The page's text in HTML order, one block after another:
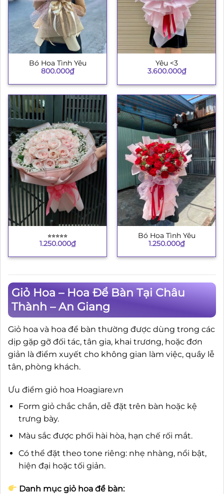
Bó Hoa Tình Yêu
800.000₫
Yêu <3
3.600.000₫
⭐︎⭐︎⭐︎⭐︎⭐︎
1.250.000₫
Bó Hoa Tình Yêu
1.250.000₫
Giỏ Hoa – Hoa Để Bàn Tại Châu
Thành – An Giang
Giỏ hoa và hoa để bàn thường được dùng trong các
dịp gặp gỡ đối tác, tân gia, khai trương, hoặc đơn
giản là điểm xuyết cho không gian làm việc, quầy lễ
tân, phòng khách.
Ưu điểm giỏ hoa Hoagiare.vn
Form giỏ chắc chắn, dễ đặt trên bàn hoặc kệ
trưng bày.
Màu sắc được phối hài hòa, hạn chế rối mắt.
Có thể đặt theo tone riêng: nhẹ nhàng, nổi bật,
hiện đại hoặc tối giản.
Danh mục giỏ hoa để bàn: